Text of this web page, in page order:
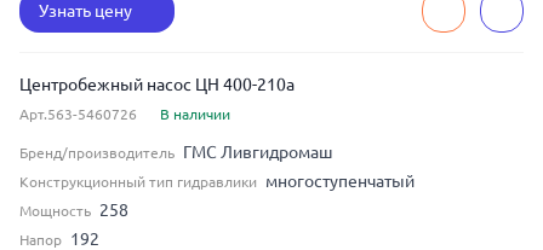
Узнать цену
Центробежный насос ЦН 400-210а
Арт.563-5460726 В наличии
Бренд/производитель ГМС Ливгидромаш
Конструкционный тип гидравлики многоступенчатый
Мощность 258
Напор 192